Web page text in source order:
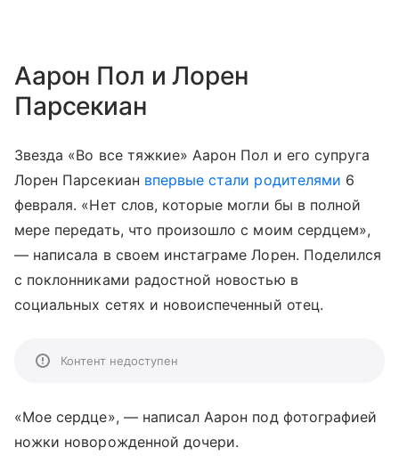
Аарон Пол и Лорен
Парсекиан
Звезда «Во все тяжкие» Аарон Пол и его супруга
Лорен Парсекиан впервые стали родителями 6
февраля. «Нет слов, которые могли бы в полной
мере передать, что произошло с моим сердцем»,
— написала в своем инстаграме Лорен. Поделился
с поклонниками радостной новостью в
социальных сетях и новоиспеченный отец.
Контент недоступен
«Мое сердце», — написал Аарон под фотографией
ножки новорожденной дочери.